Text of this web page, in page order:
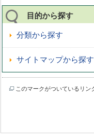
目的から探す
分類から探す
サイトマップから探す
このマークがついているリ